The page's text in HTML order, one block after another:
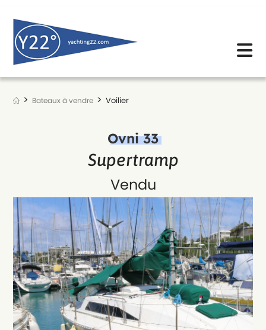
content
> Bateaux à vendre > Voilier
Ovni 33
Supertramp
Vendu